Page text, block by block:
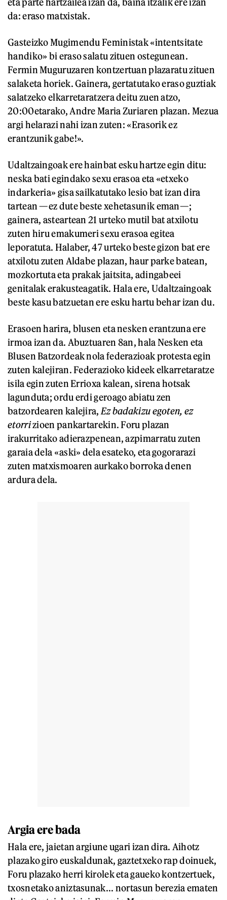
da: eraso matxistak.
Gasteizko Mugimendu Feministak «intentsitate
handiko» bi eraso salatu zituen ostegunean.
Fermin Muguruzaren kontzertuan plazaratu zituen
salaketa horiek. Gainera, gertatutako eraso guztiak
salatzeko elkarretaratzera deitu zuen atzo,
20:00etarako, Andre Maria Zuriaren plazan. Mezua
argi helarazi nahi izan zuten: «Erasorik ez
erantzunik gabe!».
Udaltzaingoak ere hainbat esku hartze egin ditu:
neska bati egindako sexu erasoa eta «etxeko
indarkeria» gisa sailkatutako lesio bat izan dira
tartean —ez dute beste xehetasunik eman—;
gainera, asteartean 21 urteko mutil bat atxilotu
zuten hiru emakumeri sexu erasoa egitea
leporatuta. Halaber, 47 urteko beste gizon bat ere
atxilotu zuten Aldabe plazan, haur parke batean,
mozkortuta eta prakak jaitsita, adingabeei
genitalak erakusteagatik. Hala ere, Udaltzaingoak
beste kasu batzuetan ere esku hartu behar izan du.
Erasoen harira, blusen eta nesken erantzuna ere
irmoa izan da. Abuztuaren 8an, hala Nesken eta
Blusen Batzordeak nola federazioak protesta egin
zuten kalejiran. Federazioko kideek elkarretaratze
isila egin zuten Errioxa kalean, sirena hotsak
lagunduta; ordu erdi geroago abiatu zen
batzordearen kalejira, Ez badakizu egoten, ez
etorrizioen pankartarekin. Foru plazan
irakurritako adierazpenean, azpimarratu zuten
garaia dela «aski» dela esateko, eta gogorarazi
zuten matxismoaren aurkako borroka denen
ardura dela.
Argia ere bada
Hala ere, jaietan argiune ugari izan dira. Aihotz
plazako giro euskaldunak, gaztetxeko rap doinuek,
Foru plazako herri kirolek eta gaueko kontzertuek,
txosnetako aniztasunak... nortasun berezia ematen